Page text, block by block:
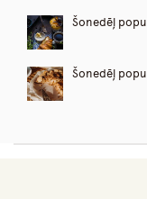
Šonedēļ
Šonedēļ